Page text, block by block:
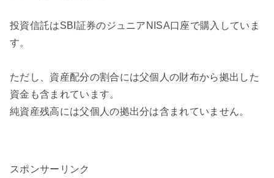
投資信託はSBI証券のジュニアNISA口座で購入していま
す。
ただし、資産配分の割合には父個人の財布から拠出した
資金も含まれています。
純資産残高には父個人の拠出分は含まれていません。
スポンサーリンク